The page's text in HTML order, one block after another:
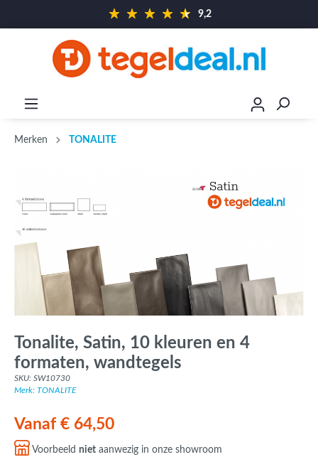
9,2
Merken TONALITE
Tonalite, Satin, 10 kleuren en 4
formaten, wandtegels
SKU: SW10730
Merk: TONALITE
Vanaf € 64,50
Voorbeeld niet aanwezig in onze showroom